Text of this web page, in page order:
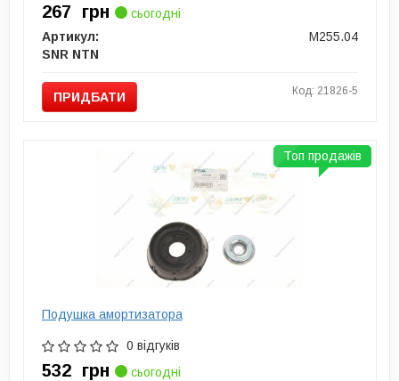
267 грн
сьогодні
Артикул:
M255.04
SNR NTN
ПРИДБАТИ Код: 21826-5
Подушка амортизатора
0 відгуків
532 грн
сьогодні
Топ продажів